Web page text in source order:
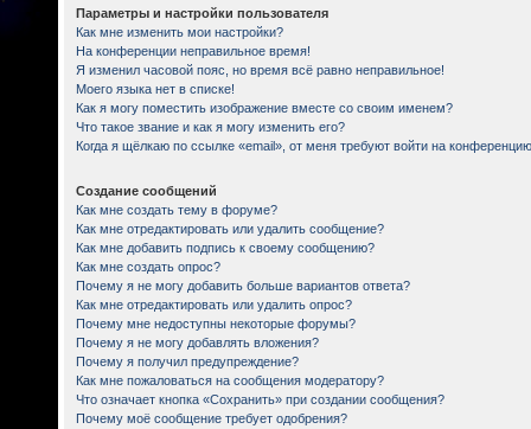
Параметры и настройки пользователя
Как мне изменить мои настройки?
На конференции неправильное время!
Я изменил часовой пояс, но время всё равно неправильное!
Моего языка нет в списке!
Как я могу поместить изображение вместе со своим именем?
Что такое звание и как я могу изменить его?
Когда я щёлкаю по ссылке «email», от меня требуют войти на
Создание сообщений
Как мне создать тему в форуме?
Как мне отредактировать или удалить сообщение?
Как мне добавить подпись к своему сообщению?
Как мне создать опрос?
Почему я не могу добавить больше вариантов ответа?
Как мне отредактировать или удалить опрос?
Почему мне недоступны некоторые форумы?
Почему я не могу добавлять вложения?
Почему я получил предупреждение?
Как мне пожаловаться на сообщения модератору?
Что означает кнопка «Сохранить» при создании сообщения?
Почему моё сообщение требует одобрения?